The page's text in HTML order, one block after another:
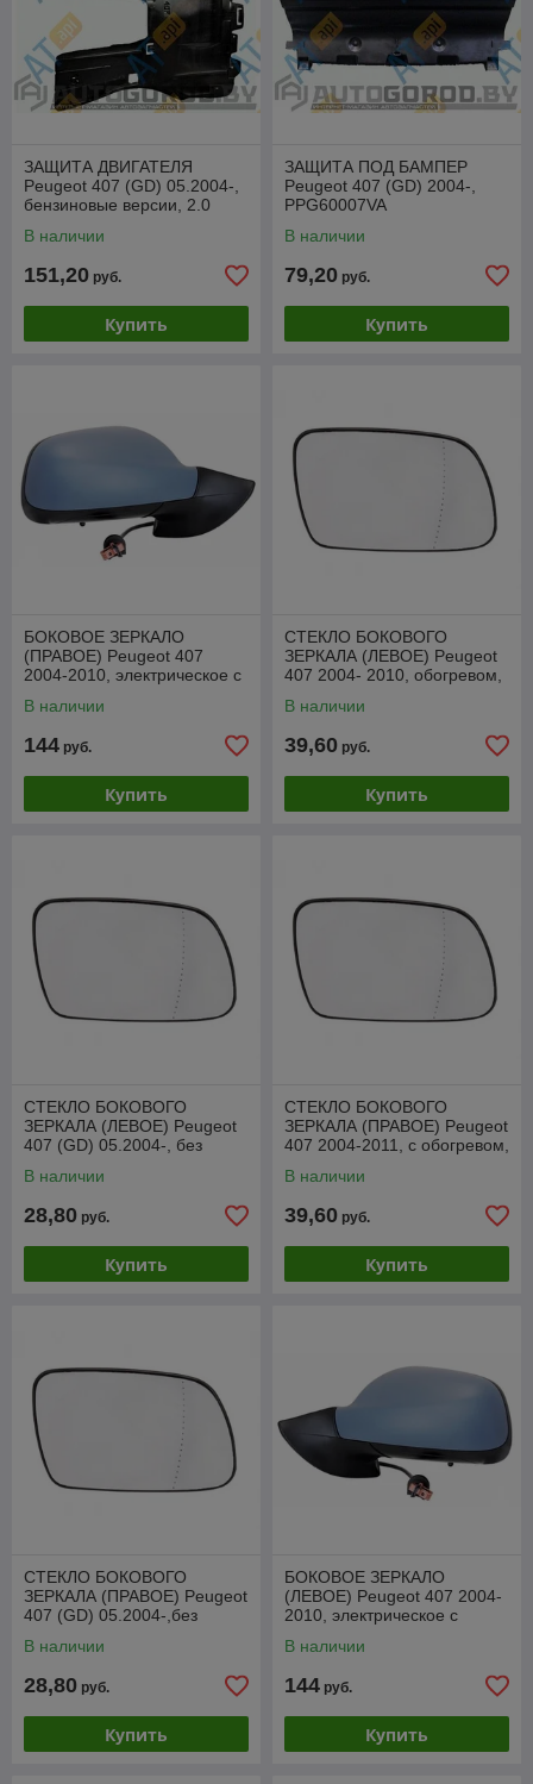
ЗАЩИТА ДВИГАТЕЛЯ
Peugeot 407 (GD) 05.2004-,
бензиновые версии, 2.0
В наличии
151,20 руб.
Купить
ЗАЩИТА ПОД БАМПЕР
Peugeot 407 (GD) 2004-,
PPG60007VA
В наличии
79,20 руб.
Купить
БОКОВОЕ ЗЕРКАЛО
(ПРАВОЕ) Peugeot 407
2004-2010, электрическое с
температуры, VPGM1007AR
В наличии
144 руб.
Купить
СТЕКЛО БОКОВОГО
ЗЕРКАЛА (ЛЕВОЕ) Peugeot
407 2004- 2010, обогревом,
В наличии
39,60 руб.
Купить
СТЕКЛО БОКОВОГО
ЗЕРКАЛА (ЛЕВОЕ) Peugeot
407 (GD) 05.2004-, без
В наличии
28,80 руб.
Купить
СТЕКЛО БОКОВОГО
ЗЕРКАЛА (ПРАВОЕ) Peugeot
407 2004-2011, с обогревом,
В наличии
39,60 руб.
Купить
СТЕКЛО БОКОВОГО
ЗЕРКАЛА (ПРАВОЕ) Peugeot
407 (GD) 05.2004-,без
В наличии
28,80 руб.
Купить
БОКОВОЕ ЗЕРКАЛО
(ЛЕВОЕ) Peugeot 407 2004-
2010, электрическое с
VPGM1007AL
В наличии
144 руб.
Купить